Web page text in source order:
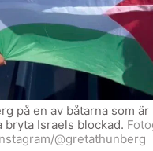
på en av båtarna som är
bryta Israels blockad.
@gretathunberg